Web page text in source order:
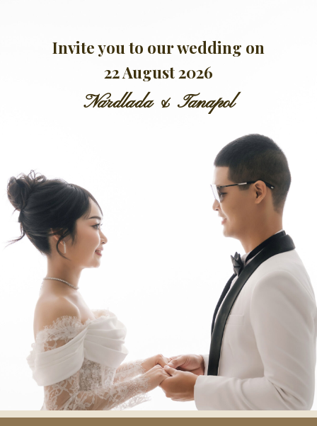
content
Invite you to our wedding on
22 August 2026
Nardlada & Tanapol